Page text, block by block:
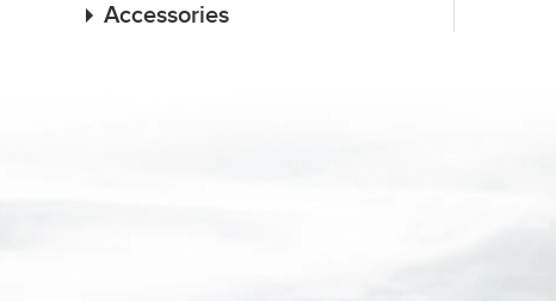
Accessories